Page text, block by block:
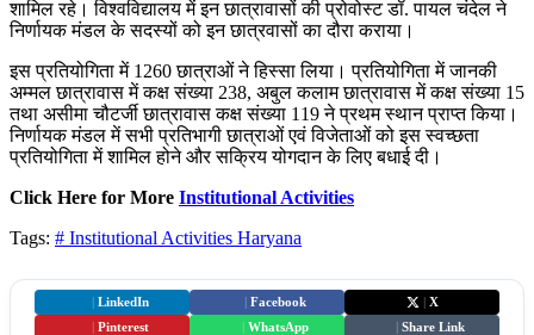
शामिल रहे। विश्वविद्यालय में इन छात्रावासों की प्रोवोस्ट डॉ. पायल चंदेल ने
निर्णायक मंडल के सदस्यों को इन छात्रवासों का दौरा कराया।
इस प्रतियोगिता में 1260 छात्राओं ने हिस्सा लिया। प्रतियोगिता में जानकी
अम्मल छात्रावास में कक्ष संख्या 238, अबुल कलाम छात्रावास में कक्ष संख्या 15
तथा असीमा चौटर्जी छात्रावास कक्ष संख्या 119 ने प्रथम स्थान प्राप्त किया।
निर्णायक मंडल में सभी प्रतिभागी छात्राओं एवं विजेताओं को इस स्वच्छता
प्रतियोगिता में शामिल होने और सक्रिय योगदान के लिए बधाई दी।
Click Here for More Institutional Activities
Tags: # Institutional Activities Haryana
LinkedIn Facebook
X
Pinterest WhatsApp Share Link